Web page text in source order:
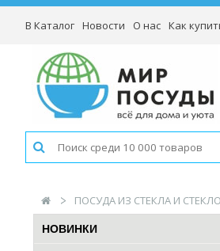
В Каталог Новости О нас Как
ПОСУДА ИЗ СТЕКЛА И
НОВИНКИ